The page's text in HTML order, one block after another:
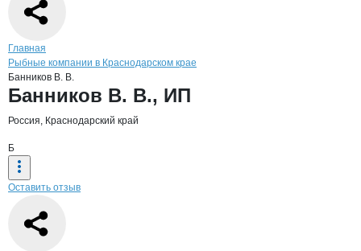
Навигация по сайту
Главная
Рыбные компании в Краснодарском крае
Банников В. В.
Основная информация о компании
Банников В. В., ИП
Россия, Краснодарский край
Б
Оставить отзыв